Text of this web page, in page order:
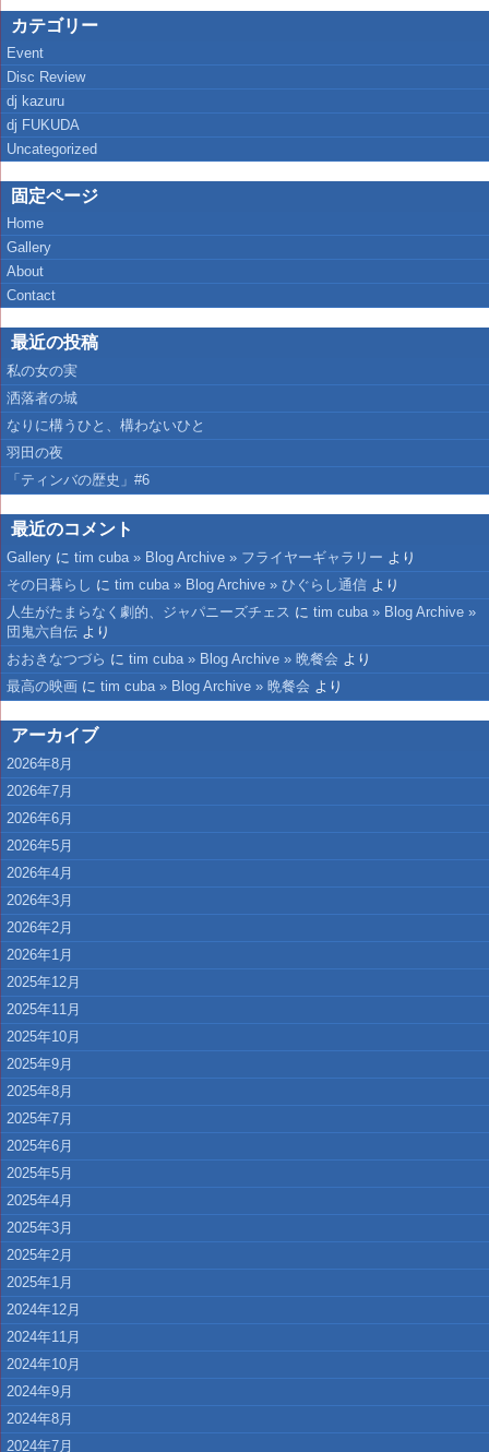
カテゴリー
Event
Disc Review
dj kazuru
dj FUKUDA
Uncategorized
固定ページ
Home
Gallery
About
Contact
最近の投稿
私の女の実
洒落者の城
なりに構うひと、構わないひと
羽田の夜
「ティンバの歴史」#6
最近のコメント
Gallery に tim cuba » Blog Archive » フライヤーギャラリー より
その日暮らし に tim cuba » Blog Archive » ひぐらし通信 より
人生がたまらなく劇的、ジャパニーズチェス に tim cuba » Blog Archive »
団鬼六自伝 より
おおきなつづら に tim cuba » Blog Archive » 晩餐会 より
最高の映画 に tim cuba » Blog Archive » 晩餐会 より
アーカイブ
2026年8月
2026年7月
2026年6月
2026年5月
2026年4月
2026年3月
2026年2月
2026年1月
2025年12月
2025年11月
2025年10月
2025年9月
2025年8月
2025年7月
2025年6月
2025年5月
2025年4月
2025年3月
2025年2月
2025年1月
2024年12月
2024年11月
2024年10月
2024年9月
2024年8月
2024年7月